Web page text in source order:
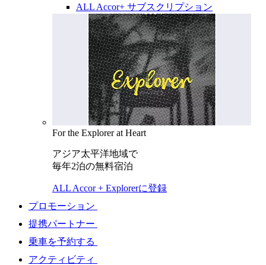
ALL Accor+ サブスクリプション
For the Explorer at Heart
アジア太平洋地域で
毎年2泊の無料宿泊
ALL Accor + Explorerに登録
プロモーション
提携パートナー
乗車を予約する
アクティビティ